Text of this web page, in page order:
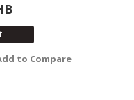
to Compare